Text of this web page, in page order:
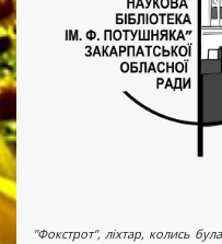
"Фокстрот", ліхтар, колись